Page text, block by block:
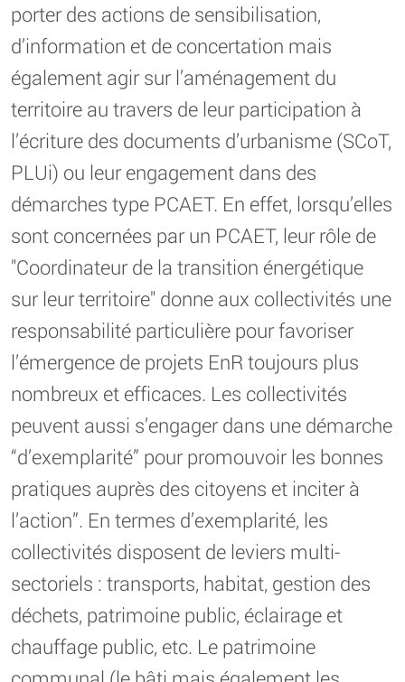
porter des actions de sensibilisation,
d’information et de concertation mais
également agir sur l’aménagement du
territoire au travers de leur participation à
l’écriture des documents d’urbanisme (SCoT,
PLUi) ou leur engagement dans des
démarches type PCAET. En effet, lorsqu’elles
sont concernées par un PCAET, leur rôle de
"Coordinateur de la transition énergétique
sur leur territoire" donne aux collectivités une
responsabilité particulière pour favoriser
l’émergence de projets EnR toujours plus
nombreux et efficaces. Les collectivités
peuvent aussi s’engager dans une démarche
“d’exemplarité” pour promouvoir les bonnes
pratiques auprès des citoyens et inciter à
l’action”. En termes d’exemplarité, les
collectivités disposent de leviers multi-
sectoriels : transports, habitat, gestion des
déchets, patrimoine public, éclairage et
chauffage public, etc. Le patrimoine